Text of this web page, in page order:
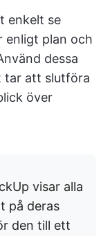
enkelt se
enligt plan och
dessa
tar att slutföra
över
visar alla
på deras
den till ett